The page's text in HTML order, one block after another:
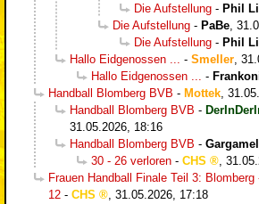
Die Aufstellung - Phil
Die Aufstellung - PaBe
Die Aufstellung - Phil
Hallo Eidgenossen ...
- Smeller
Hallo Eidgenossen ...
-
Handball Blomberg BVB - Mottek
Handball Blomberg BVB -
31.05.2026, 18:16
Handball Blomberg BVB -
30 - 26 verloren - CHS
Frauen Handball Finale Teil 3:
12 - CHS
31.05.2026, 17:18